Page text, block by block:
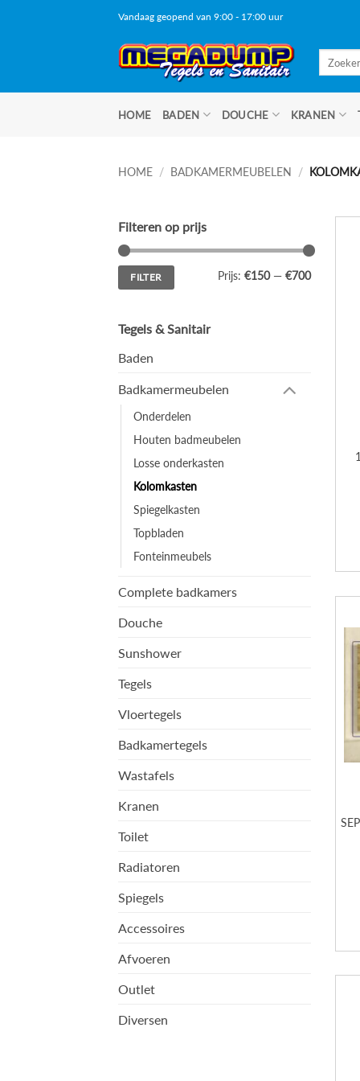
Vandaag geopend van 9:00 - 17:00 uur
HOME BADEN DOUCHE KRANEN
HOME / BADKAMERMEUBELEN /
Filteren op prijs
Min.
prijs
Max.
prijsFILTER Prijs: €150— €700
Tegels & Sanitair
Baden
Badkamermeubelen
Onderdelen
Houten badmeubelen
Losse onderkasten
Kolomkasten
Spiegelkasten
Topbladen
Fonteinmeubels
Complete badkamers
Douche
Sunshower
Tegels
Vloertegels
Badkamertegels
Wastafels
Kranen
Toilet
Radiatoren
Spiegels
Accessoires
Afvoeren
Outlet
Diversen